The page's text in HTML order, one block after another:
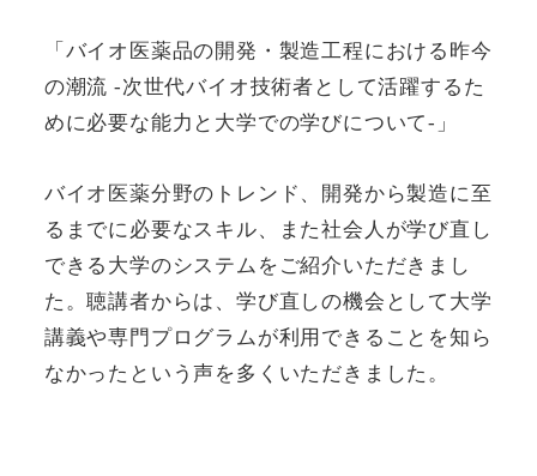
「バイオ医薬品の開発・製造工程における昨今
の潮流 -次世代バイオ技術者として活躍するた
めに必要な能力と大学での学びについて-」
バイオ医薬分野のトレンド、開発から製造に至
るまでに必要なスキル、また社会人が学び直し
できる大学のシステムをご紹介いただきまし
た。聴講者からは、学び直しの機会として大学
講義や専門プログラムが利用できることを知ら
なかったという声を多くいただきました。